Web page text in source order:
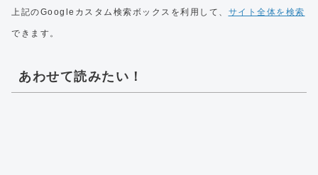
上記のGoogleカスタム検索ボックスを利用して、 サイト全体を検索
できます。
あわせて読みたい！